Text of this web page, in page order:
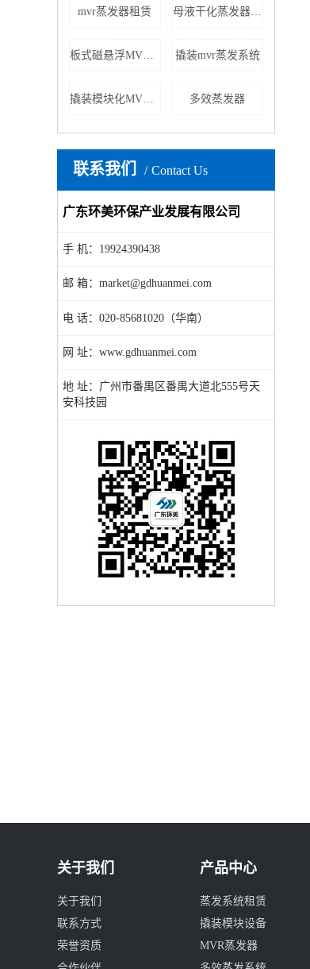
mvr蒸发器租赁 母液干化蒸发器生产厂家
板式磁悬浮MVR蒸发器 撬装mvr蒸发系统
撬装模块化MVR蒸发器 多效蒸发器
联系我们 Contact Us
广东环美环保产业发展有限公司
手 机：19924390438
邮 箱：market@gdhuanmei.com
电 话：020-85681020（华南）
网 址：www.gdhuanmei.com
地 址：广州市番禺区番禺大道北555号天
安科技园
关于我们
关于我们
联系方式
荣誉资质
产品中心
蒸发系统租赁
撬装模块设备
MVR蒸发器